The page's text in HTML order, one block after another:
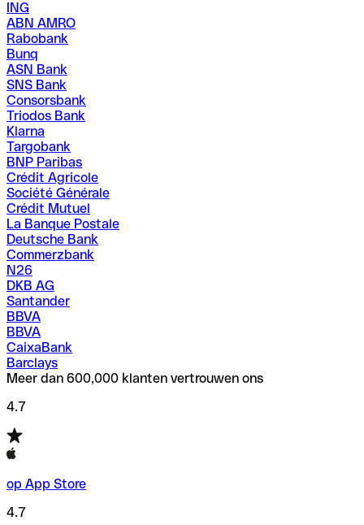
ING
ABN AMRO
Rabobank
Bunq
ASN Bank
SNS Bank
Consorsbank
Triodos Bank
Klarna
Targobank
BNP Paribas
Crédit Agricole
Société Générale
Crédit Mutuel
La Banque Postale
Deutsche Bank
Commerzbank
N26
DKB AG
Santander
BBVA
BBVA
CaixaBank
Barclays
Meer dan 600,000 klanten vertrouwen ons
4.7
op App Store
4.7